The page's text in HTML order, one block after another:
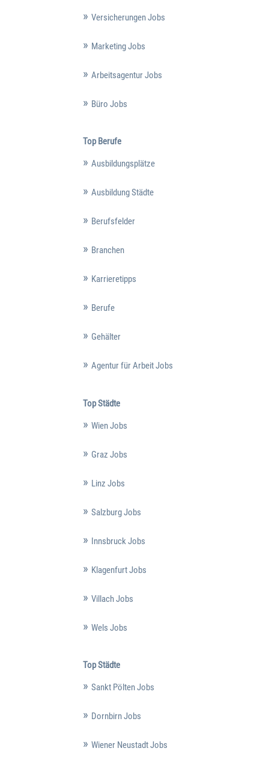
Versicherungen Jobs
Marketing Jobs
Arbeitsagentur Jobs
Büro Jobs
Top Berufe
Ausbildungsplätze
Ausbildung Städte
Berufsfelder
Branchen
Karrieretipps
Berufe
Gehälter
Agentur für Arbeit Jobs
Top Städte
Wien Jobs
Graz Jobs
Linz Jobs
Salzburg Jobs
Innsbruck Jobs
Klagenfurt Jobs
Villach Jobs
Wels Jobs
Top Städte
Sankt Pölten Jobs
Dornbirn Jobs
Wiener Neustadt Jobs